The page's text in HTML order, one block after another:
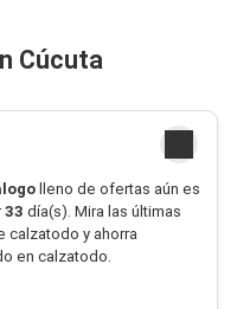
Cúcuta
lleno de ofertas aún es
33 día(s). Mira las últimas
calzatodo y ahorra
en calzatodo.